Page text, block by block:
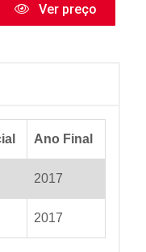
Ver preço
Ano Final
2017
2017